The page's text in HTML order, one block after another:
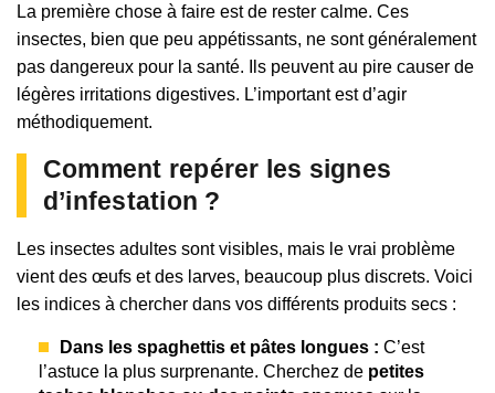
La première chose à faire est de rester calme. Ces
insectes, bien que peu appétissants, ne sont généralement
pas dangereux pour la santé. Ils peuvent au pire causer de
légères irritations digestives. L’important est d’agir
méthodiquement.
Comment repérer les signes
d’infestation ?
Les insectes adultes sont visibles, mais le vrai problème
vient des œufs et des larves, beaucoup plus discrets. Voici
les indices à chercher dans vos différents produits secs :
Dans les spaghettis et pâtes longues : C’est
l’astuce la plus surprenante. Cherchez de petites